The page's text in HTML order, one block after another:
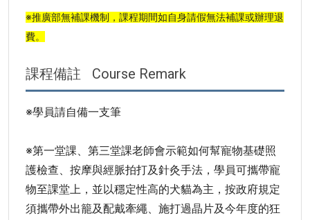
※推廣部無補課機制，課程期間如自身請假無法補課或辦理退
費。
課程備註 Course Remark
※學員請自備一支筆
※第一堂課、第三堂課老師會示範如何幫寵物基礎照
護檢查、按摩與經脈拍打及針灸手法，學員可攜帶寵
物至課堂上，並以穩定性高的犬貓為主，按政府規定
須攜帶外出籠及配戴牽繩、施打過晶片及今年度的狂